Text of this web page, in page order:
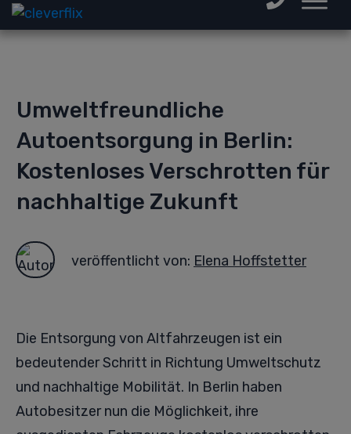
Umweltfreundliche
Autoentsorgung in Berlin:
Kostenloses Verschrotten für
nachhaltige Zukunft
veröffentlicht von: Elena Hoffstetter
Die Entsorgung von Altfahrzeugen ist ein
bedeutender Schritt in Richtung Umweltschutz
und nachhaltige Mobilität. In Berlin haben
Autobesitzer nun die Möglichkeit, ihre